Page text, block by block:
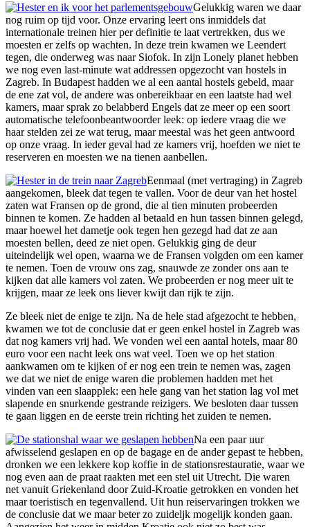
Gelukkig waren we daar
nog ruim op tijd voor. Onze ervaring leert ons inmiddels dat
internationale treinen hier per definitie te laat vertrekken, dus we
moesten er zelfs op wachten. In deze trein kwamen we Leendert
tegen, die onderweg was naar Siofok. In zijn Lonely planet hebben
we nog even last-minute wat addressen opgezocht van hostels in
Zagreb. In Budapest hadden we al een aantal hostels gebeld, maar
de ene zat vol, de andere was onbereikbaar en een laatste had wel
kamers, maar sprak zo belabberd Engels dat ze meer op een soort
automatische telefoonbeantwoorder leek: op iedere vraag die we
haar stelden zei ze wat terug, maar meestal was het geen antwoord
op onze vraag. In ieder geval had ze kamers vrij, hoefden we niet te
reserveren en moesten we na tienen aanbellen.
Eenmaal (met vertraging) in Zagreb
aangekomen, bleek dat tegen te vallen. Voor de deur van het hostel
zaten wat Fransen op de grond, die al tien minuten probeerden
binnen te komen. Ze hadden al betaald en hun tassen binnen gelegd,
maar hoewel het dametje ook tegen hen gezegd had dat ze aan
moesten bellen, deed ze niet open. Gelukkig ging de deur
uiteindelijk wel open, waarna we de Fransen volgden om een kamer
te nemen. Toen de vrouw ons zag, snauwde ze zonder ons aan te
kijken dat alle kamers vol zaten. We probeerden er nog meer uit te
krijgen, maar ze leek ons liever kwijt dan rijk te zijn.
Ze bleek niet de enige te zijn. Na de hele stad afgezocht te hebben,
kwamen we tot de conclusie dat er geen enkel hostel in Zagreb was
dat nog kamers vrij had. We vonden wel een aantal hotels, maar 80
euro voor een nacht leek ons wat veel. Toen we op het station
aankwamen om te kijken of er nog een trein te nemen was, zagen
we dat we niet de enige waren die problemen hadden met het
vinden van een slaapplek: een hele gang van het station lag vol met
slapende en snurkende gestrande reizigers. We besloten daar tussen
te gaan liggen en de eerste trein richting het zuiden te nemen.
Na een paar uur
afwisselend geslapen en op de bagage en de ander gepast te hebben,
dronken we een lekkere kop koffie in de stationsrestauratie, waar we
nog even aan de praat raakten met een stel uit Utrecht. Die waren
net vanuit Griekenland door Zuid-Kroatie getrokken en vonden het
maar toeristisch en tegenvallend. Uit hun reiservaringen trokken we
de conclusie dat we maar beter zo zuideljk mogelijk konden gaan.